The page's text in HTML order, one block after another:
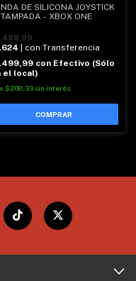
DE SILICONA JOYSTICK
- XBOX ONE
| con Transferencia
con Efectivo (Sólo
el local)
x $208,33 sin interés